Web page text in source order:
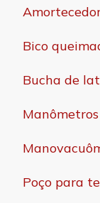
Bico
Bucha de
Manômetros
Poço para